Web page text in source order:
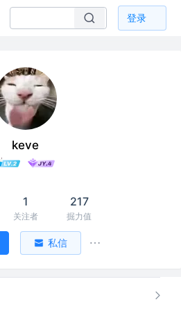
登录
keve
1
关注者
217
掘力值
私信